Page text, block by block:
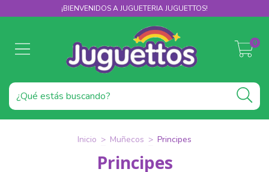
¡BIENVENIDOS A JUGUETERIA JUGUETTOS!
0
Inicio > Muñecos > Principes
Principes